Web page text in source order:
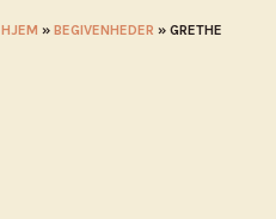
HJEM » BEGIVENHEDER » GRETHE